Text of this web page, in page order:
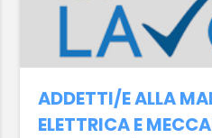
ADDETTI/E ALLA
ELETTRICA E